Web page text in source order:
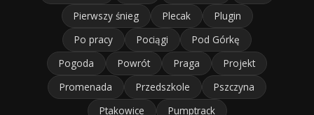
Pierwszy śnieg
Plecak
Plugin
Po pracy
Pociągi
Pod Górkę
Pogoda
Powrót Praga
Projekt
Promenada
Przedszkole
Pszczyna
Ptakowice
Pumptrack